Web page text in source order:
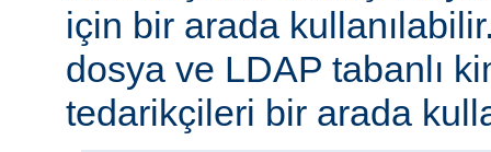
için bir arada
dosya ve LDAP tabanlı
tedarikçileri bir arada